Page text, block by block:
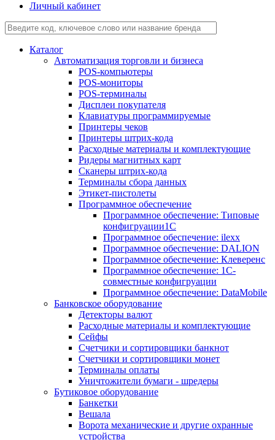
Личный кабинет
Каталог
Автоматизация торговли и бизнеса
POS-компьютеры
POS-мониторы
POS-терминалы
Дисплеи покупателя
Клавиатуры программируемые
Принтеры чеков
Принтеры штрих-кода
Расходные материалы и комплектующие
Ридеры магнитных карт
Сканеры штрих-кода
Терминалы сбора данных
Этикет-пистолеты
Программное обеспечение
Программное обеспечение: Типовые
конфигруации1С
Программное обеспечение: ilexx
Программное обеспечение: DALION
Программное обеспечение: Клеверенс
Программное обеспечение: 1С-
совместные конфигруации
Программное обеспечение: DataMobile
Банковское оборудование
Детекторы валют
Расходные материалы и комплектующие
Сейфы
Счетчики и сортировщики банкнот
Счетчики и сортировщики монет
Терминалы оплаты
Уничтожители бумаги - шредеры
Бутиковое оборудование
Банкетки
Вешала
Ворота механические и другие охранные
устройства